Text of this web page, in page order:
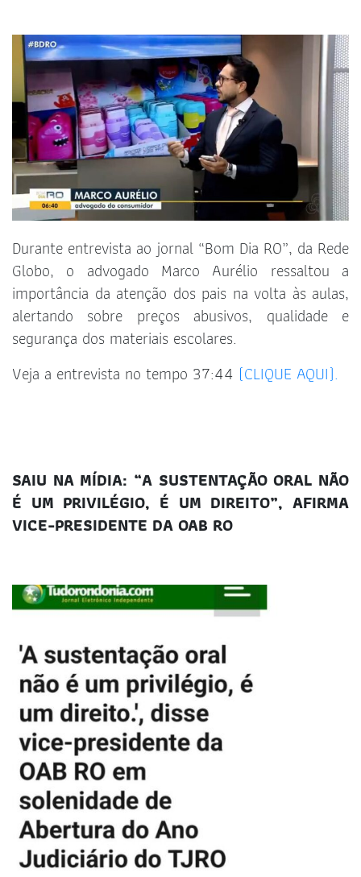
Durante entrevista ao jornal “Bom Dia RO”, da Rede
Globo, o advogado Marco Aurélio ressaltou a
importância da atenção dos pais na volta às aulas,
alertando sobre preços abusivos, qualidade e
segurança dos materiais escolares.
Veja a entrevista no tempo 37:44 (CLIQUE AQUI).
SAIU NA MÍDIA: “A SUSTENTAÇÃO ORAL NÃO
É UM PRIVILÉGIO, É UM DIREITO”, AFIRMA
VICE-PRESIDENTE DA OAB RO